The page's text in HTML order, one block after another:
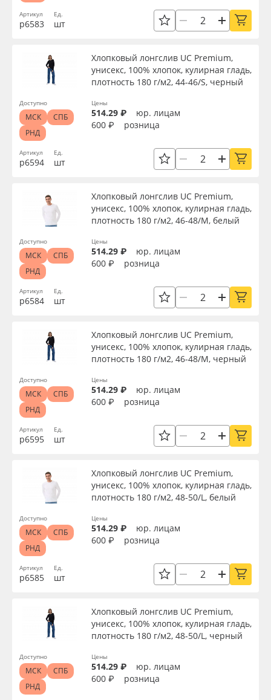
Артикул
р6583
Ед.
шт
Артикул
р6594
Хлопковый лонгслив UC Premium,
унисекс, 100% хлопок, кулирная гладь,
плотность 180 г/м2, 44-46/S, черный
Ед.
шт
Цены
514.29 ₽
юр. лицам
600 ₽
розница
Доступно
МСК
СПБ
РНД
Артикул
р6584
Хлопковый лонгслив UC Premium,
унисекс, 100% хлопок, кулирная гладь,
плотность 180 г/м2, 46-48/M, белый
Ед.
шт
Цены
514.29 ₽
юр. лицам
600 ₽
розница
Доступно
МСК
СПБ
РНД
Артикул
р6595
Хлопковый лонгслив UC Premium,
унисекс, 100% хлопок, кулирная гладь,
плотность 180 г/м2, 46-48/M, черный
Ед.
шт
Цены
514.29 ₽
юр. лицам
600 ₽
розница
Доступно
МСК
СПБ
РНД
Артикул
р6585
Хлопковый лонгслив UC Premium,
унисекс, 100% хлопок, кулирная гладь,
плотность 180 г/м2, 48-50/L, белый
Ед.
шт
Цены
514.29 ₽
юр. лицам
600 ₽
розница
Доступно
МСК
СПБ
РНД
Хлопковый лонгслив UC Premium,
унисекс, 100% хлопок, кулирная гладь,
плотность 180 г/м2, 48-50/L, черный
Цены
514.29 ₽
юр. лицам
600 ₽
розница
Доступно
МСК
СПБ
РНД